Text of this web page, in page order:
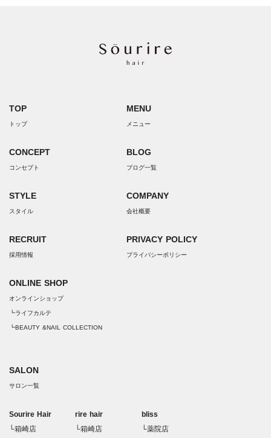
TOP
トップ
CONCEPT
コンセプト
STYLE
スタイル
RECRUIT
採用情報
ONLINE SHOP
オンラインショップ
┗ライフカルテ
┗BEAUTY &NAIL COLLECTION
MENU
メニュー
BLOG
ブログ一覧
COMPANY
会社概要
PRIVACY POLICY
プライバシーポリシー
SALON
サロン一覧
Sourire Hair
└箱崎店
rire hair
└箱崎店
bliss
└薬院店